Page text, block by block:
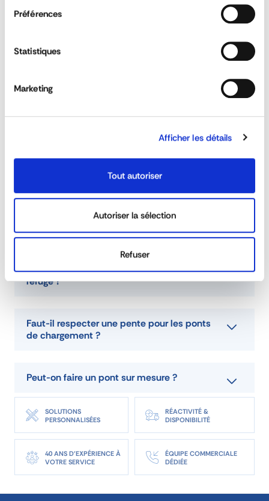
Préférences
Statistiques
Marketing
Afficher les détails
Tout autoriser
Autoriser la sélection
Refuser
DEMANDE DE DEVIS
Je n’ai pas de fer U sur mon nez de quai
Existe-t-il une solution pour manipuler un
Est-ce que les ponts respectent la zone
refuge ?
Faut-il respecter une pente pour les ponts
de chargement ?
Peut-on faire un pont sur mesure ?
SOLUTIONS
PERSONNALISÉES
RÉACTIVITÉ &
DISPONIBILITÉ
40 ANS D'EXPÉRIENCE À
VOTRE SERVICE
ÉQUIPE COMMERCIALE
DÉDIÉE